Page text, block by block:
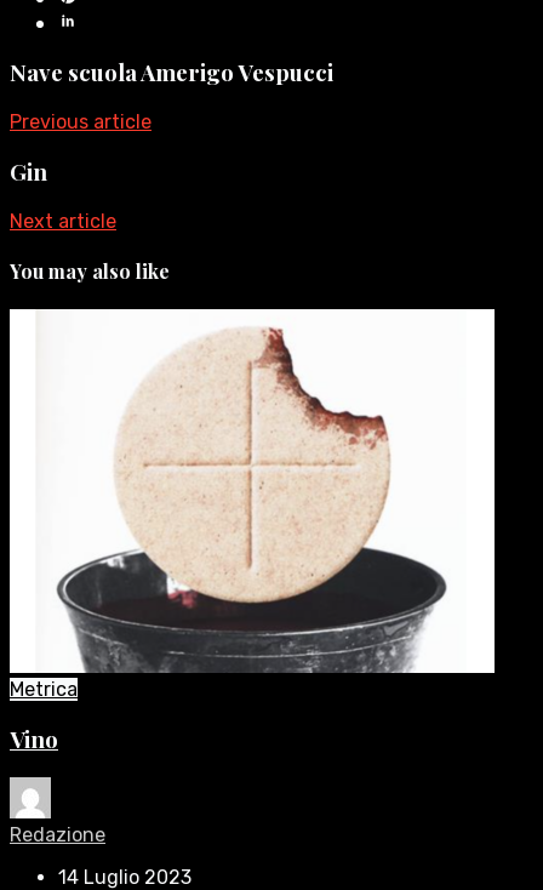
Nave scuola Amerigo Vespucci
Previous article
Gin
Next article
You may also like
Metrica
Vino
Redazione
14 Luglio 2023